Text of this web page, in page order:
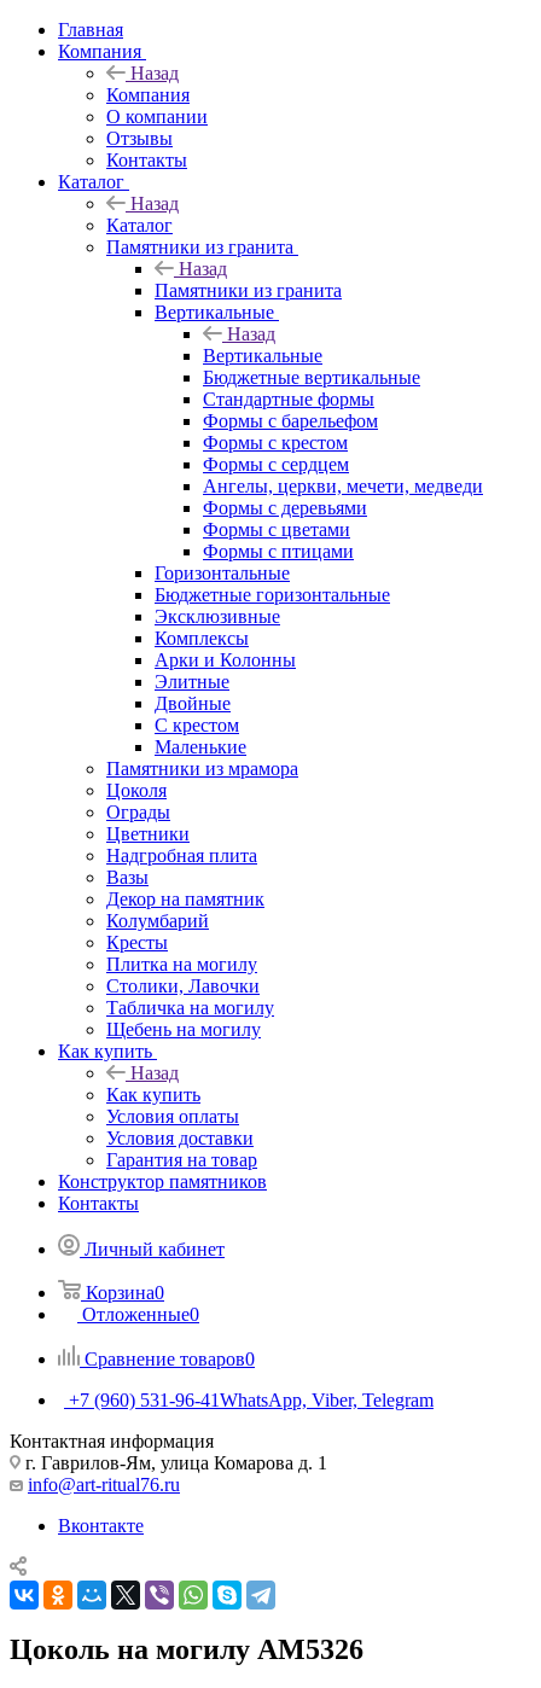
Главная
Компания
Назад
Компания
О компании
Отзывы
Контакты
Каталог
Назад
Каталог
Памятники из гранита
Назад
Памятники из гранита
Вертикальные
Назад
Вертикальные
Бюджетные вертикальные
Стандартные формы
Формы с барельефом
Формы с крестом
Формы с сердцем
Ангелы, церкви, мечети, медведи
Формы с деревьями
Формы с цветами
Формы с птицами
Горизонтальные
Бюджетные горизонтальные
Эксклюзивные
Комплексы
Арки и Колонны
Элитные
Двойные
С крестом
Маленькие
Памятники из мрамора
Цоколя
Ограды
Цветники
Надгробная плита
Вазы
Декор на памятник
Колумбарий
Кресты
Плитка на могилу
Столики, Лавочки
Табличка на могилу
Щебень на могилу
Как купить
Назад
Как купить
Условия оплаты
Условия доставки
Гарантия на товар
Конструктор памятников
Контакты
Личный кабинет
Корзина0
Отложенные0
Сравнение товаров0
+7 (960) 531-96-41WhatsApp, Viber, Telegram
Контактная информация
г. Гаврилов-Ям, улица Комарова д. 1
info@art-ritual76.ru
Вконтакте
Цоколь на могилу AM5326